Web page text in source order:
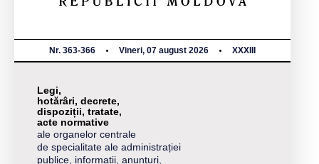
Nr. 363-366 Vineri, 07 august 2026 XXXIII
Legi,
hotărâri, decrete,
dispoziții, tratate,
acte normative
ale organelor centrale
de specialitate ale administrației
publice, informații, anunțuri,